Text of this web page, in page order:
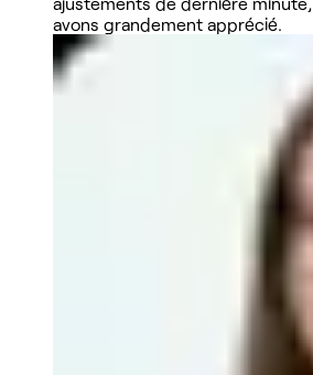
avons grandement apprécié.